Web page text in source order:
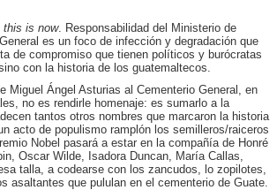
this is now. Responsabilidad del Ministerio de
es un foco de infección y degradación que
de compromiso que tienen políticos y burócratas
con la historia de los guatemaltecos.
Miguel Ángel Asturias al Cementerio General, en
no es rendirle homenaje: es sumarlo a la
tantos otros nombres que marcaron la historia
acto de populismo ramplón los semilleros/raiceros
Nobel pasará a estar en la compañía de Honré
Oscar Wilde, Isadora Duncan, María Callas,
talla, a codearse con los zancudos, lo zopilotes,
asaltantes que pululan en el cementerio de Guate.